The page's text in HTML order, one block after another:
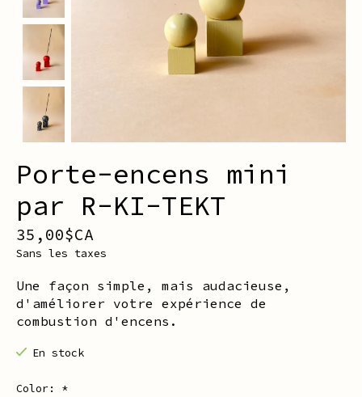
Porte-encens mini
par R-KI-TEKT
35,00$CA
Sans les taxes
Une façon simple, mais audacieuse,
d'améliorer votre expérience de
combustion d'encens.
En stock
Color: *